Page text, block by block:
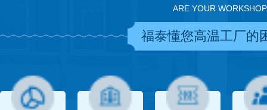
ARE YOUR
福泰懂您高温工厂的